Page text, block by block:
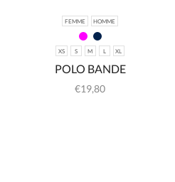
FEMME HOMME
XS S M L XL
POLO BANDE
€19,80